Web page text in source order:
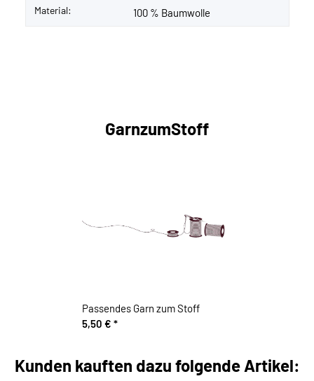
Material: 100 % Baumwolle
GarnzumStoff
Passendes Garn zum Stoff
5,50 € *
Kunden kauften dazu folgende Artikel: